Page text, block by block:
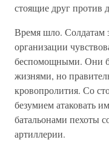
стоящие друг против
Время шло. Солдатам
организации
беспомощными. Они
жизнями, но
кровопролития. Со
безумием атаковать
батальонами пехоты
артиллерии.